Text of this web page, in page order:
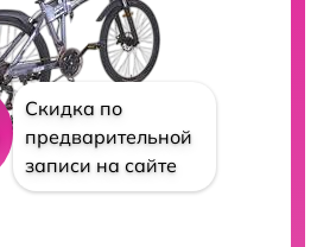
Скидка по
предварительной
записи на сайте